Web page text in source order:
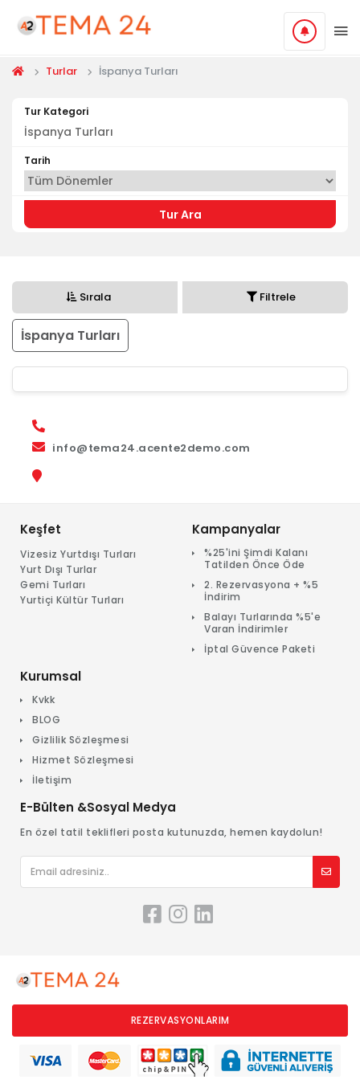
Turlar İspanya Turları
Tur Kategori
Tarih
Tur Ara
Sırala Filtrele
İspanya Turları
info@tema24.acente2demo.com
Keşfet
Vizesiz Yurtdışı Turları
Yurt Dışı Turlar
Gemi Turları
Yurtiçi Kültür Turları
Kampanyalar
%25'ini Şimdi Kalanı
Tatilden Önce Öde
2. Rezervasyona + %5
İndirim
Balayı Turlarında %5'e
Varan İndirimler
İptal Güvence Paketi
Kurumsal
Kvkk
BLOG
Gizlilik Sözleşmesi
Hizmet Sözleşmesi
İletişim
E-Bülten &Sosyal Medya
En özel tatil teklifleri posta kutunuzda, hemen kaydolun!
REZERVASYONLARIM